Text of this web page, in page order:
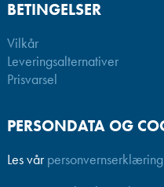
BETINGELSER
Vilkår
Leveringsalternativer
Prisvarsel
PERSONDATA OG
Les vår